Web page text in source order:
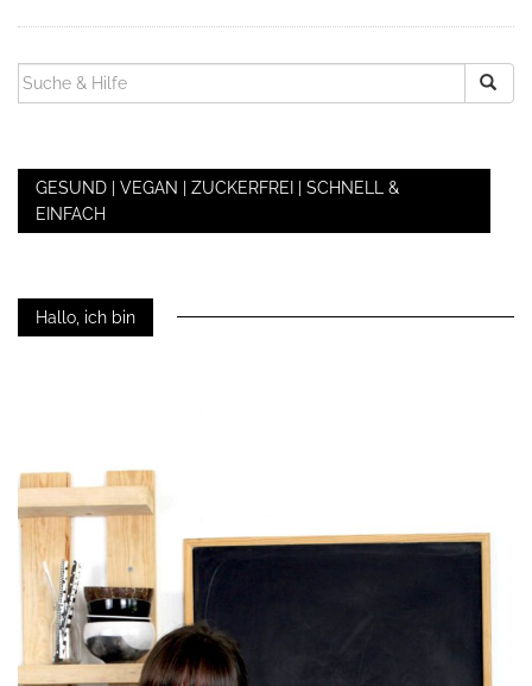
SUCHEN
NACH:
GESUND | VEGAN | ZUCKERFREI | SCHNELL &
EINFACH
Hallo, ich bin